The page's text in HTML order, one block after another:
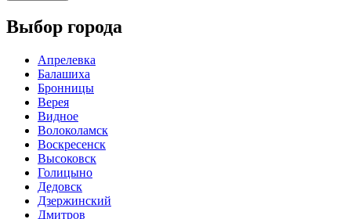
Выбор города
Апрелевка
Балашиха
Бронницы
Верея
Видное
Волоколамск
Воскресенск
Высоковск
Голицыно
Дедовск
Дзержинский
Дмитров